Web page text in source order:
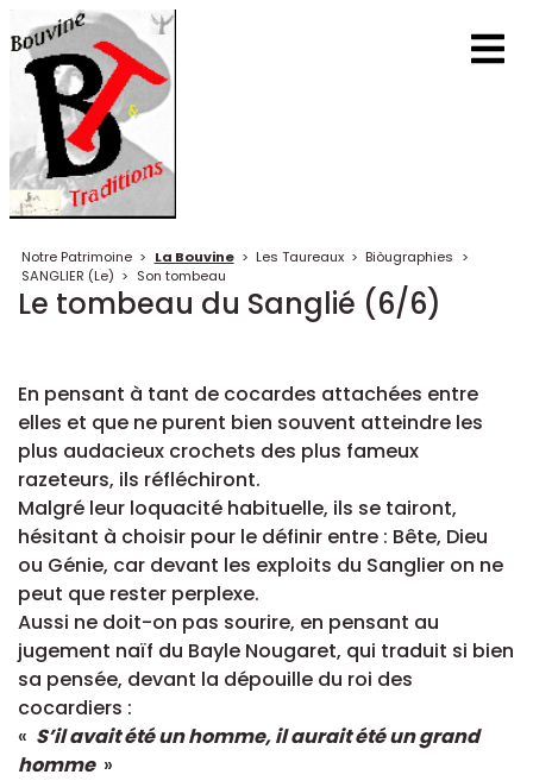
Notre Patrimoine > La Bouvine > Les Taureaux > Biòugraphies >
SANGLIER (Le) > Son tombeau
Le tombeau du Sanglié (6/6)
En pensant à tant de cocardes attachées entre
elles et que ne purent bien souvent atteindre les
plus audacieux crochets des plus fameux
razeteurs, ils réfléchiront.
Malgré leur loquacité habituelle, ils se tairont,
hésitant à choisir pour le définir entre : Bête, Dieu
ou Génie, car devant les exploits du Sanglier on ne
peut que rester perplexe.
Aussi ne doit-on pas sourire, en pensant au
jugement naïf du Bayle Nougaret, qui traduit si bien
sa pensée, devant la dépouille du roi des
cocardiers :
« S’il avait été un homme, il aurait été un grand
homme »